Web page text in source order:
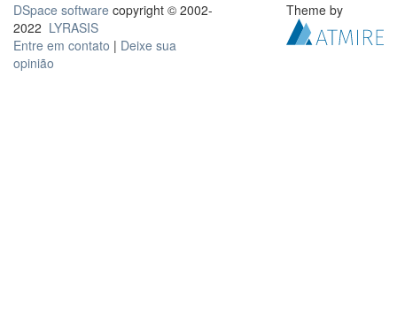
DSpace software copyright © 2002-
2022 LYRASIS
Entre em contato | Deixe sua
opinião
Theme by